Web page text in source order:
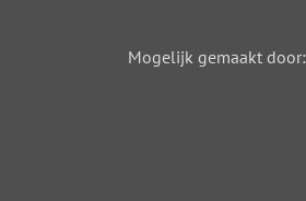
Mogelijk gemaakt door: